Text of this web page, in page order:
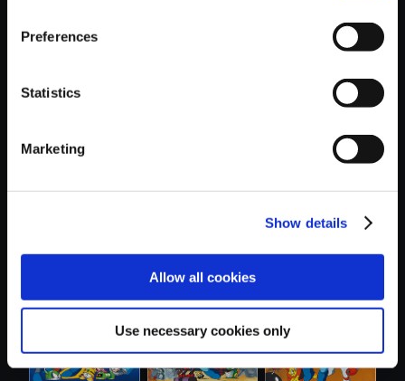
Preferences
Statistics
Marketing
Show details
Allow all cookies
Use necessary cookies only
おすすめ商品
ン6 サウンド...
ン6 サウンド...
ン3 サウンド...